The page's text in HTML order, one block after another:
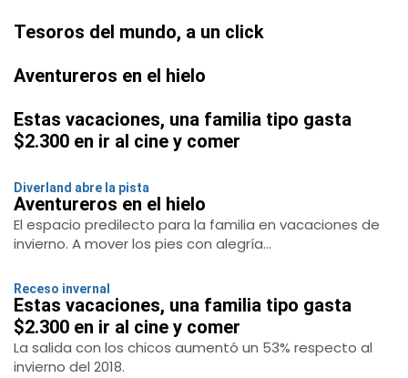
Tesoros del mundo, a un click
Aventureros en el hielo
Estas vacaciones, una familia tipo gasta
$2.300 en ir al cine y comer
Diverland abre la pista
Aventureros en el hielo
El espacio predilecto para la familia en vacaciones de
invierno. A mover los pies con alegría...
Receso invernal
Estas vacaciones, una familia tipo gasta
$2.300 en ir al cine y comer
La salida con los chicos aumentó un 53% respecto al
invierno del 2018.